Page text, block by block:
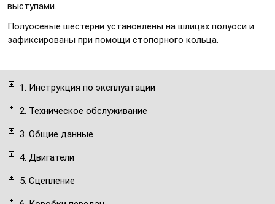
1. Инструкция по эксплуатации
2. Техническое обслуживание
3. Общие данные
4. Двигатели
5. Сцепление
выступами.
Полуосевые шестерни установлены на шлицах полуоси и
зафиксированы при помощи стопорного кольца.